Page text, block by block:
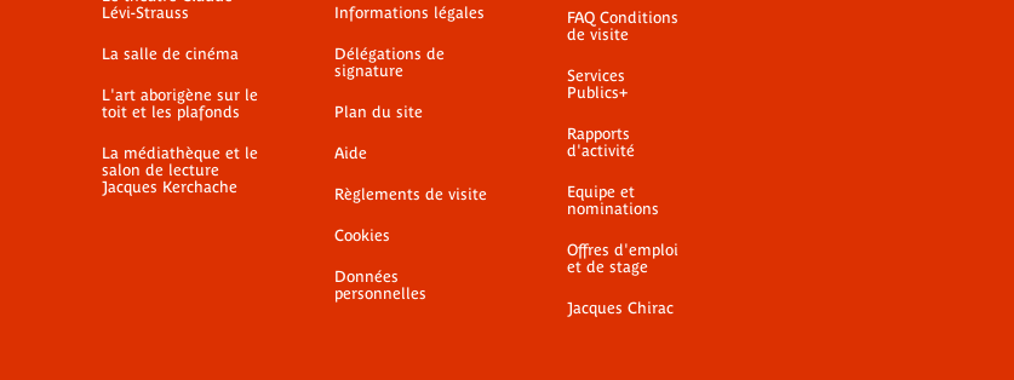
Lévi-Strauss
La salle de cinéma
L'art aborigène sur le
toit et les plafonds
La médiathèque et le
salon de lecture
Jacques Kerchache
Informations légales
Délégations de
signature
Plan du site
Aide
Règlements de visite
Cookies
Données
personnelles
FAQ Conditions
de visite
Services
Publics+
Rapports
d'activité
Equipe et
nominations
Offres d'emploi
et de stage
Jacques Chirac